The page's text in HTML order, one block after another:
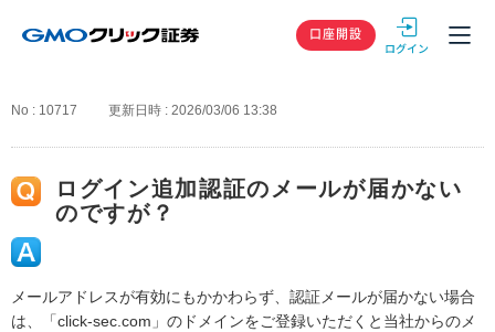
GMOクリック
口座開設
No : 10717 更新日時 : 2026/03/06 13:38
ログイン追加認証のメールが届かない
のですが？
メールアドレスが有効にもかかわらず、認証メールが届かない場合
は、「click-sec.com」のドメインをご登録いただくと当社からのメ